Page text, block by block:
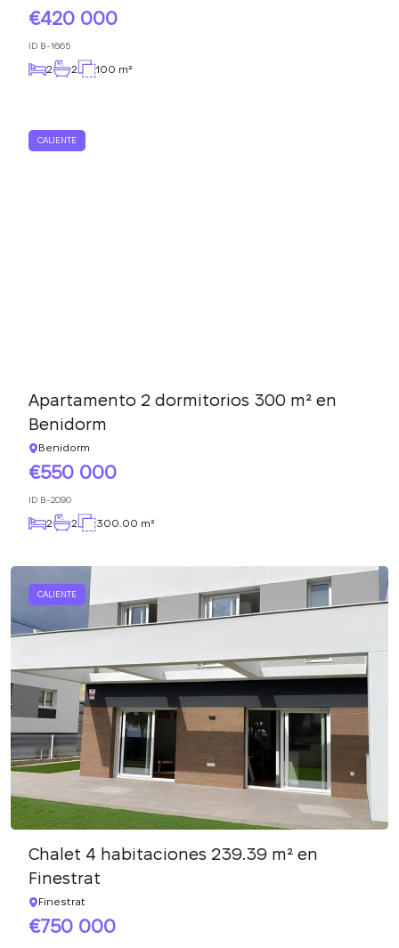
420 000
ID B-1665
2 2 100 m²
CALIENTE
Apartamento 2 dormitorios 300 m² en
Benidorm
Benidorm
550 000
ID B-2090
2 2 300.00 m²
CALIENTE
Chalet 4 habitaciones 239.39 m² en
Finestrat
Finestrat
750 000